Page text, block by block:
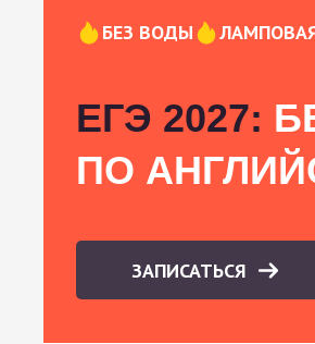
БЕЗ ВОДЫ
ЕГЭ 2027:
ПО
ЗАПИСАТЬСЯ